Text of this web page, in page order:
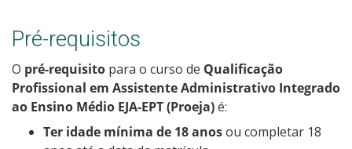
Inscrições e acompanhamento
Orientações para Matrícula
Estatísticas dos Processos Seletivos
Pré-requisitos
O pré-requisito para o curso de Qualificação
Profissional em Assistente Administrativo Integrado
ao Ensino Médio EJA-EPT (Proeja)é:
Ter idade mínima de 18 anosou completar 18